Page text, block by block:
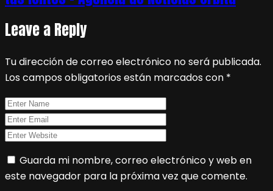
Leave a Reply
Tu dirección de correo electrónico no será publicada.
Los campos obligatorios están marcados con *
Guarda mi nombre, correo electrónico y web en
este navegador para la próxima vez que comente.